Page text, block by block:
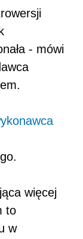
- mówi
więcej
to
w